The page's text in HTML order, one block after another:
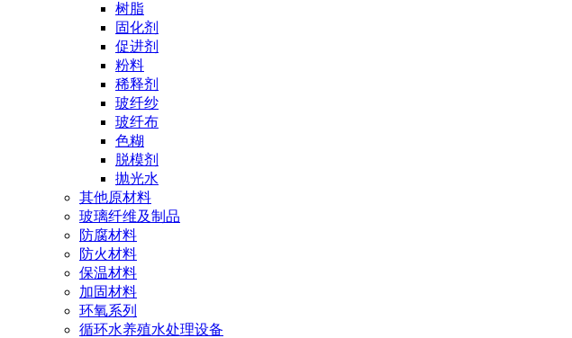
树脂
固化剂
促进剂
粉料
稀释剂
玻纤纱
玻纤布
色糊
脱模剂
抛光水
其他原材料
玻璃纤维及制品
防腐材料
防火材料
保温材料
加固材料
环氧系列
循环水养殖水处理设备